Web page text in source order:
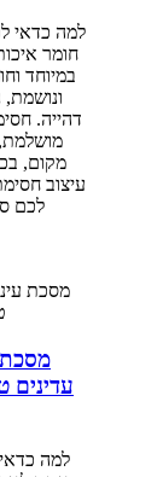
למה כדאי
במיוחד
דהייה.
מקום,
עיצוב
לכם
מסכת
עדינים
למה